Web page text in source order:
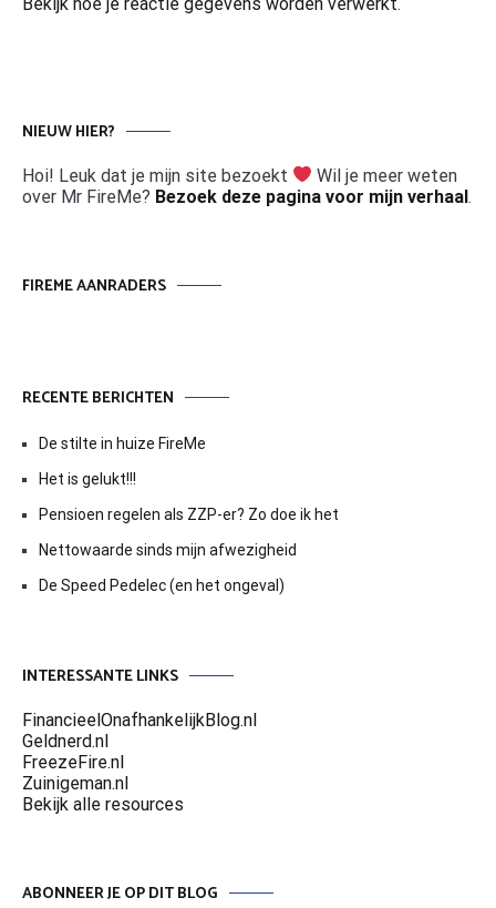
NIEUW HIER?
Hoi! Leuk dat je mijn site bezoekt
Wil je meer weten
over Mr FireMe? Bezoek deze pagina voor mijn verhaal.
FIREME AANRADERS
RECENTE BERICHTEN
De stilte in huize FireMe
Het is gelukt!!!
Pensioen regelen als ZZP-er? Zo doe ik het
Nettowaarde sinds mijn afwezigheid
De Speed Pedelec (en het ongeval)
INTERESSANTE LINKS
FinancieelOnafhankelijkBlog.nl
Geldnerd.nl
FreezeFire.nl
Zuinigeman.nl
Bekijk alle resources
ABONNEER JE OP DIT BLOG